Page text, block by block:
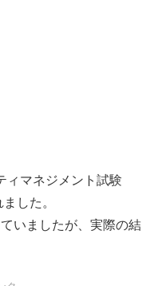
ィマネジメント試験
した。
いましたが、実際の結